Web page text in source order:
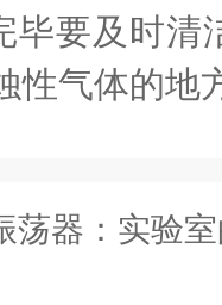
毕要及时清
性气体的地
荡器：实验